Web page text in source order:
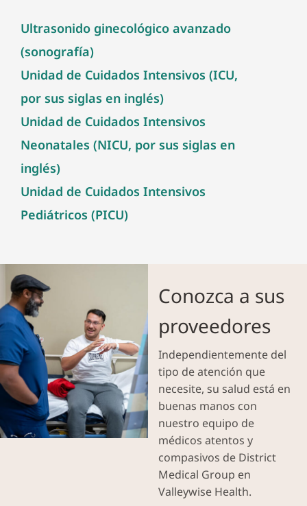
Ultrasonido ginecológico avanzado
(sonografía)
Unidad de Cuidados Intensivos (ICU,
por sus siglas en inglés)
Unidad de Cuidados Intensivos
Neonatales (NICU, por sus siglas en
inglés)
Unidad de Cuidados Intensivos
Pediátricos (PICU)
Conozca a sus
proveedores
Independientemente del
tipo de atención que
necesite, su salud está en
buenas manos con
nuestro equipo de
médicos atentos y
compasivos de District
Medical Group en
Valleywise Health.